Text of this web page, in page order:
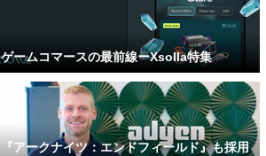
ゲームコマースの最前線ーXsolla特集
『アークナイツ：エンドフィールド』も採用